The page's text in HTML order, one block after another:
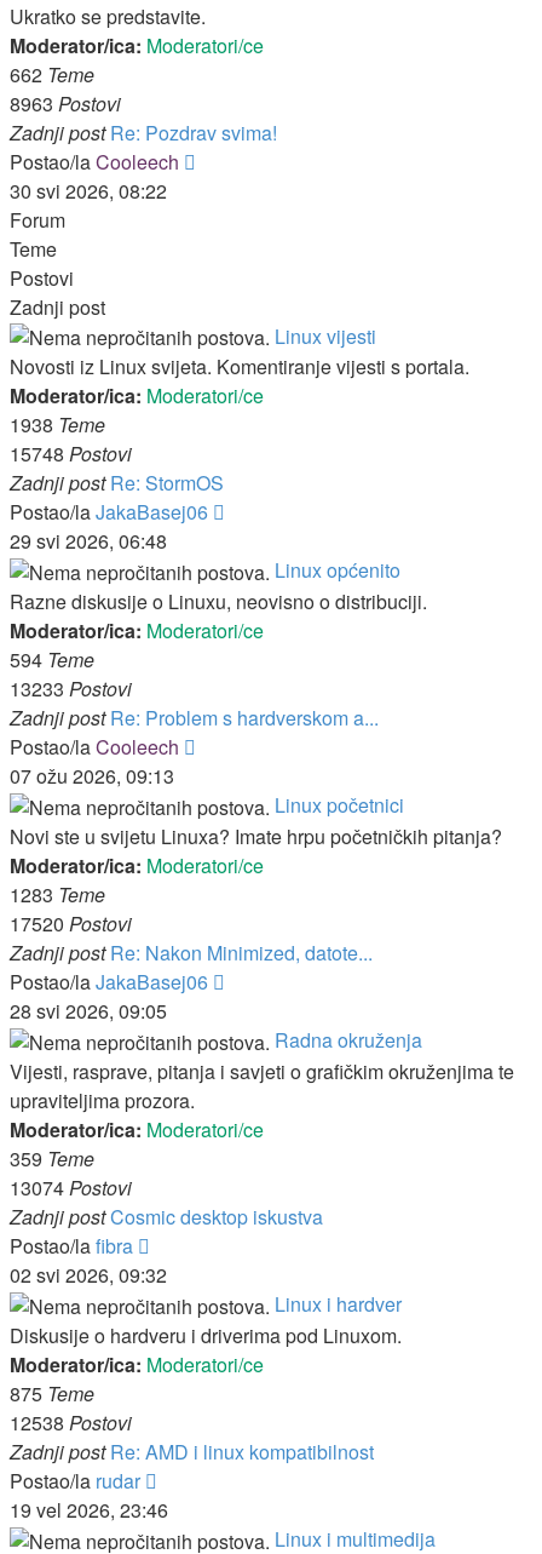
Ukratko se predstavite.
Moderator/ica: Moderatori/ce
662 Teme
8963 Postovi
Zadnji post Re: Pozdrav svima!
Postao/laCooleech
30 svi 2026, 08:22
Forum
Teme
Postovi
Zadnji post
Linux vijesti
Novosti iz Linux svijeta. Komentiranje vijesti s portala.
Moderator/ica: Moderatori/ce
1938 Teme
15748 Postovi
Zadnji post Re: StormOS
Postao/laJakaBasej06
29 svi 2026, 06:48
Linux općenito
Razne diskusije o Linuxu, neovisno o distribuciji.
Moderator/ica: Moderatori/ce
594 Teme
13233 Postovi
Zadnji post Re: Problem s hardverskom a...
Postao/laCooleech
07 ožu 2026, 09:13
Linux početnici
Novi ste u svijetu Linuxa? Imate hrpu početničkih pitanja?
Moderator/ica: Moderatori/ce
1283 Teme
17520 Postovi
Zadnji post Re: Nakon Minimized, datote...
Postao/laJakaBasej06
28 svi 2026, 09:05
Radna okruženja
Vijesti, rasprave, pitanja i savjeti o grafičkim okruženjima te
upraviteljima prozora.
Moderator/ica: Moderatori/ce
359 Teme
13074Postovi
Zadnji postCosmic desktop iskustva
Postao/lafibra
post
02 svi 2026, 09:32
Linux i hardver
Diskusije o hardveru i driverima pod Linuxom.
Moderator/ica: Moderatori/ce
875 Teme
12538 Postovi
Zadnji post Re: AMD i linux kompatibilnost
Postao/la rudar
post
19 vel 2026, 23:46
Linux i multimedija